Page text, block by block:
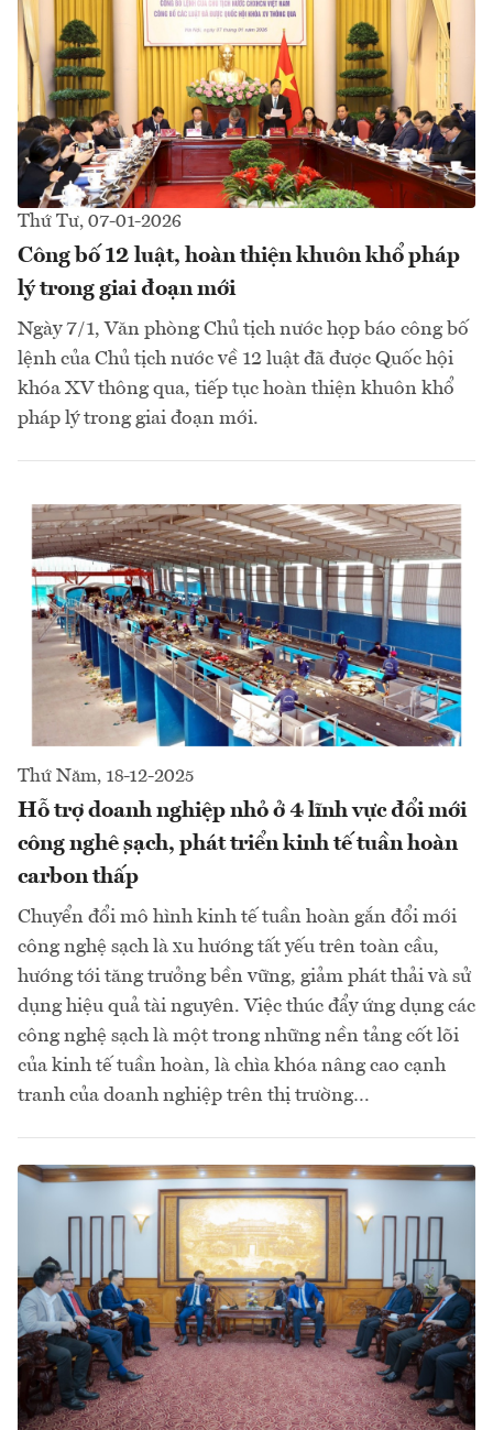
Thứ Tư, 07-01-2026
Công bố 12 luật, hoàn thiện khuôn khổ pháp
lý trong giai đoạn mới
Ngày 7/1, Văn phòng Chủ tịch nước họp báo công bố
lệnh của Chủ tịch nước về 12 luật đã được Quốc hội
khóa XV thông qua, tiếp tục hoàn thiện khuôn khổ
pháp lý trong giai đoạn mới.
Thứ Năm, 18-12-2025
Hỗ trợ doanh nghiệp nhỏ ở 4 lĩnh vực đổi mới
công nghệ sạch, phát triển kinh tế tuần hoàn
carbon thấp
Chuyển đổi mô hình kinh tế tuần hoàn gắn đổi mới
công nghệ sạch là xu hướng tất yếu trên toàn cầu,
hướng tới tăng trưởng bền vững, giảm phát thải và sử
dụng hiệu quả tài nguyên. Việc thúc đẩy ứng dụng các
công nghệ sạch là một trong những nền tảng cốt lõi
của kinh tế tuần hoàn, là chìa khóa nâng cao cạnh
tranh của doanh nghiệp trên thị trường…